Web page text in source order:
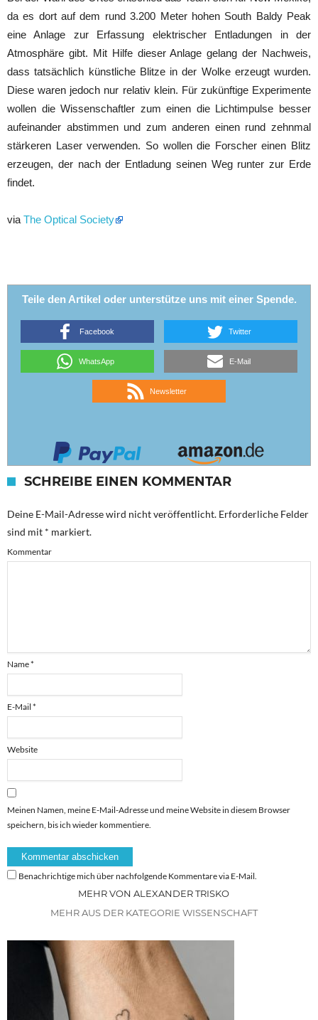
da es dort auf dem rund 3.200 Meter hohen South Baldy Peak
eine Anlage zur Erfassung elektrischer Entladungen in der
Atmosphäre gibt. Mit Hilfe dieser Anlage gelang der Nachweis,
dass tatsächlich künstliche Blitze in der Wolke erzeugt wurden.
Diese waren jedoch nur relativ klein. Für zukünftige Experimente
wollen die Wissenschaftler zum einen die Lichtimpulse besser
aufeinander abstimmen und zum anderen einen rund zehnmal
stärkeren Laser verwenden. So wollen die Forscher einen Blitz
erzeugen, der nach der Entladung seinen Weg runter zur Erde
findet.
via The Optical Society
Teile den Artikel oder unterstütze uns mit einer Spende.
Facebook Twitter
WhatsApp E-Mail
Newsletter
SCHREIBE EINEN KOMMENTAR
Deine E-Mail-Adresse wird nicht veröffentlicht. Erforderliche Felder
sind mit * markiert.
Kommentar
Name*
E-Mail *
Website
Meinen Namen, meine E-Mail-Adresse und meine Website in diesem Browser
speichern, bis ich wieder kommentiere.
Benachrichtige mich über nachfolgende Kommentare via E-Mail.
MEHR VON ALEXANDER TRISKO
MEHR AUS DER KATEGORIE WISSENSCHAFT